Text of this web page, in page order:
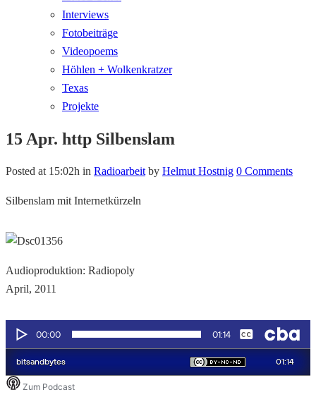
Interviews
Fotobeiträge
Videopoems
Höhlen + Wolkenkratzer
Texas
Projekte
15 Apr. http Silbenslam
Posted at 15:02h in Radioarbeit by Helmut Hostnig 0 Comments
Silbenslam mit Internetkürzeln
Audioproduktion: Radiopoly
April, 2011